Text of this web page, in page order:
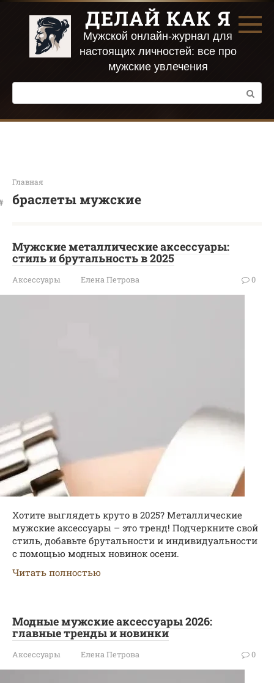
Перейти
контенту
ДЕЛАЙ КАК Я
Мужской онлайн-журнал для
настоящих личностей: все про
мужские увлечения
Поиск:
Главная
браслеты мужские
Мужские металлические аксессуары:
стиль и брутальность в 2025
Аксессуары Елена Петрова 0
Хотите выглядеть круто в 2025? Металлические
мужские аксессуары – это тренд! Подчеркните свой
стиль, добавьте брутальности и индивидуальности
с помощью модных новинок осени.
Читать полностью
Модные мужские аксессуары 2026:
главные тренды и новинки
Аксессуары Елена Петрова 0